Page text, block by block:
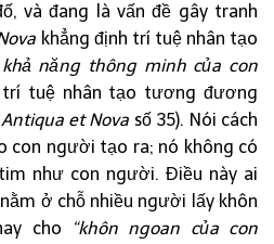
và đang là vấn đề gây tranh
khẳng định trí tuệ nhân tạo
năng thông minh của con
tuệ nhân tạo tương đương
Antiqua et Nova số 35). Nói cách
con người tạo ra; nó không có
như con người. Điều này ai
ở chỗ nhiều người lấy khôn
cho
“khôn ngoan của con